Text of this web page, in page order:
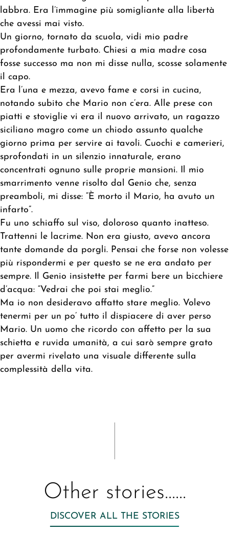
labbra. Era l’immagine più somigliante alla libertà
che avessi mai visto.
Un giorno, tornato da scuola, vidi mio padre
profondamente turbato. Chiesi a mia madre cosa
fosse successo ma non mi disse nulla, scosse solamente
il capo.
Era l’una e mezza, avevo fame e corsi in cucina,
notando subito che Mario non c’era. Alle prese con
piatti e stoviglie vi era il nuovo arrivato, un ragazzo
siciliano magro come un chiodo assunto qualche
giorno prima per servire ai tavoli. Cuochi e camerieri,
sprofondati in un silenzio innaturale, erano
concentrati ognuno sulle proprie mansioni. Il mio
smarrimento venne risolto dal Genio che, senza
preamboli, mi disse: “È morto il Mario, ha avuto un
infarto”.
Fu uno schiaffo sul viso, doloroso quanto inatteso.
Trattenni le lacrime. Non era giusto, avevo ancora
tante domande da porgli. Pensai che forse non volesse
più rispondermi e per questo se ne era andato per
sempre. Il Genio insistette per farmi bere un bicchiere
d’acqua: “Vedrai che poi stai meglio.”
Ma io non desideravo affatto stare meglio. Volevo
tenermi per un po’ tutto il dispiacere di aver perso
Mario. Un uomo che ricordo con affetto per la sua
schietta e ruvida umanità, a cui sarò sempre grato
per avermi rivelato una visuale differente sulla
complessità della vita.
Other stories......
DISCOVER ALL THE STORIES